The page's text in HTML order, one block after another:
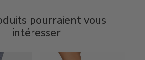
pourraient vous
intéresser